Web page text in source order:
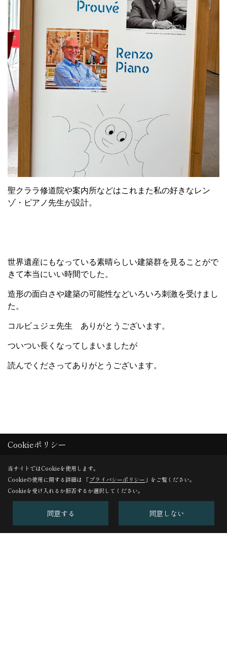
聖クララ修道院や案内所などはこれまた私の好きなレン
ゾ・ピアノ先生が設計。
世界遺産にもなっている素晴らしい建築群を見ることがで
きて本当にいい時間でした。
造形の面白さや建築の可能性などいろいろ刺激を受けまし
た。
コルビュジェ先生 ありがとうございます。
ついつい長くなってしまいましたが
読んでくださってありがとうございます。
24/10/18
ル・コルビュジェ先生のロンシャンの礼拝堂
へ
Cookieポリシー
当サイトではCookieを使用します。
Cookieの使用に関する詳細は 「プライバシーポリシー 」をご覧ください。
Cookieを受け入れるか拒否するか選択してください。
同意する 同意しない